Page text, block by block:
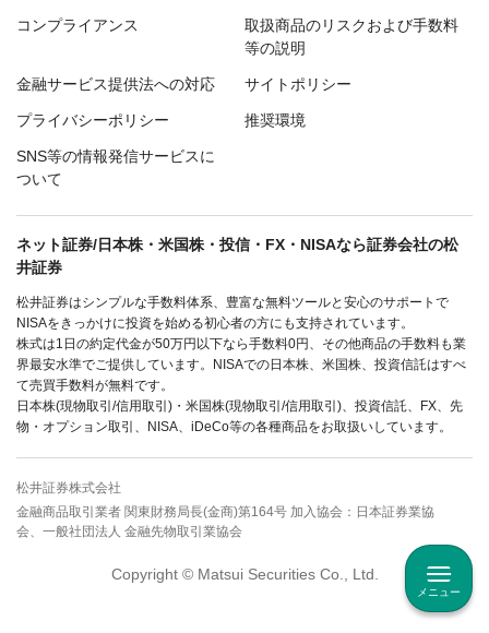
メニュー
コンプライアンス
取扱商品のリスクおよび手数料
等の説明
金融サービス提供法への対応 サイトポリシー
プライバシーポリシー 推奨環境
SNS等の情報発信サービスに
ついて
ネット証券/日本株・米国株・投信・FX・NISAなら証券会社の松
井証券
松井証券はシンプルな手数料体系、豊富な無料ツールと安心のサポートで
NISAをきっかけに投資を始める初心者の方にも支持されています。
株式は1日の約定代金が50万円以下なら手数料0円、その他商品の手数料も業
界最安水準でご提供しています。NISAでの日本株、米国株、投資信託はすべ
て売買手数料が無料です。
日本株(現物取引/信用取引)・米国株(現物取引/信用取引)、投資信託、FX、先
物・オプション取引、NISA、iDeCo等の各種商品をお取扱いしています。
松井証券株式会社
金融商品取引業者 関東財務局長(金商)第164号 加入協会：日本証券業協
会、一般社団法人 金融先物取引業協会
Copyright © Matsui Securities Co., Ltd.